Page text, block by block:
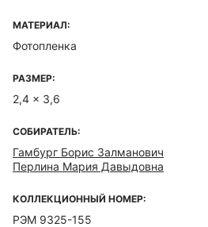
МАТЕРИАЛ:
Фотопленка
РАЗМЕР:
2,4 x 3,6
СОБИРАТЕЛЬ:
Гамбург Борис Залманович
Перлина Мария Давыдовна
КОЛЛЕКЦИОННЫЙ НОМЕР:
РЭМ 9325-155